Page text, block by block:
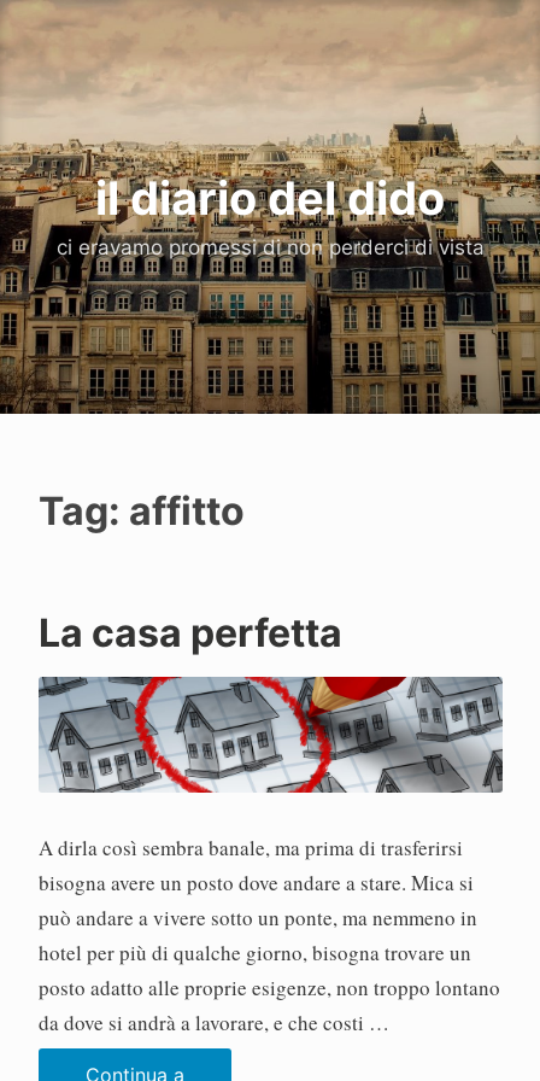
Vai
al
contenuto
il diario del dido
ci eravamo promessi di non perderci di vista
Tag: affitto
La casa perfetta
A dirla così sembra banale, ma prima di trasferirsi
bisogna avere un posto dove andare a stare. Mica si
può andare a vivere sotto un ponte, ma nemmeno in
hotel per più di qualche giorno, bisogna trovare un
posto adatto alle proprie esigenze, non troppo lontano
da dove si andrà a lavorare, e che costi …
Continua a
a
l
o